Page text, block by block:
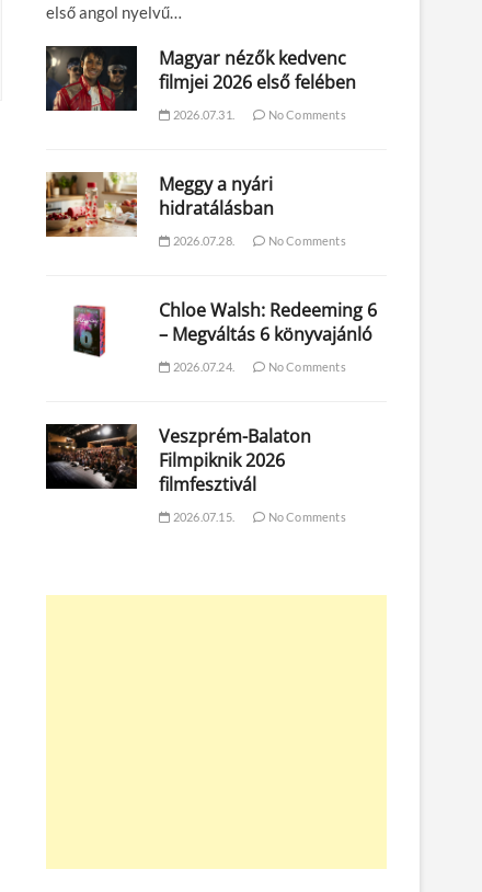
első angol nyelvű…
Magyar nézők kedvenc
filmjei 2026 első felében
2026.07.31. No Comments
Meggy a nyári
hidratálásban
2026.07.28. No Comments
Chloe Walsh: Redeeming 6
– Megváltás 6 könyvajánló
2026.07.24. No Comments
Veszprém-Balaton
Filmpiknik 2026
filmfesztivál
2026.07.15. No Comments